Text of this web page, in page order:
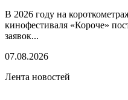
В 2026 году на
кинофестиваля «Короче»
заявок...
07.08.2026
Лента новостей